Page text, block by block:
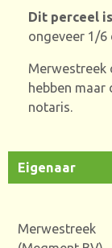
Dit perceel
ongeveer 1/6
Merwestreek
hebben
notaris.
Eigenaar
Merwestreek